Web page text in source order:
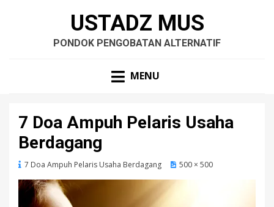
USTADZ MUS
PONDOK PENGOBATAN ALTERNATIF
MENU
7 Doa Ampuh Pelaris Usaha
Berdagang
7 Doa Ampuh Pelaris Usaha Berdagang 500 × 500